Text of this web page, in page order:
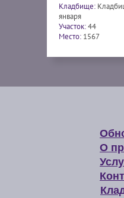
Кладбище:
января
Участок:44
Место: 1567
О